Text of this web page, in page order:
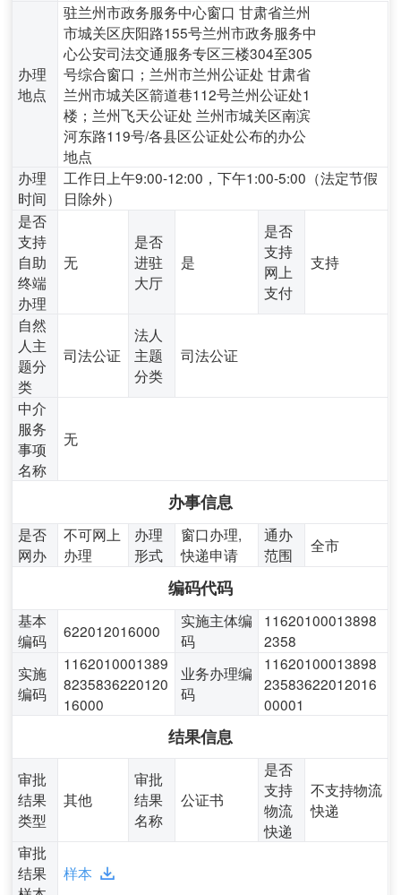
办理
地点
驻兰州市政务服务中心窗口 甘肃省兰州
市城关区庆阳路155号兰州市政务服务中
心公安司法交通服务专区三楼304至305
号综合窗口；兰州市兰州公证处 甘肃省
兰州市城关区箭道巷112号兰州公证处1
楼；兰州飞天公证处 兰州市城关区南滨
河东路119号/各县区公证处公布的办公
地点
办理
时间
工作日上午9:00-12:00，下午1:00-5:00（法定节假
日除外）
是否
支持
自助
终端
办理
无
是否
进驻
大厅
是
是否
支持
网上
支付
支持
自然
人主
题分
类
司法公证
法人
主题
分类
司法公证
中介
服务
事项
名称
无
办事信息
是否
网办
不可网上
办理
办理
形式
窗口办理,
快递申请
通办
范围
全市
编码代码
基本
编码
622012016000
实施主体编
码
11620100013898
2358
实施
编码
1162010001389
8235836220120
16000
业务办理编
码
11620100013898
23583622012016
00001
结果信息
审批
结果
类型
其他
审批
结果
名称
公证书
是否
支持
物流
快递
不支持物流
快递
审批
结果
样本